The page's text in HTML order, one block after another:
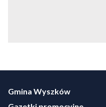
Gmina Wyszków